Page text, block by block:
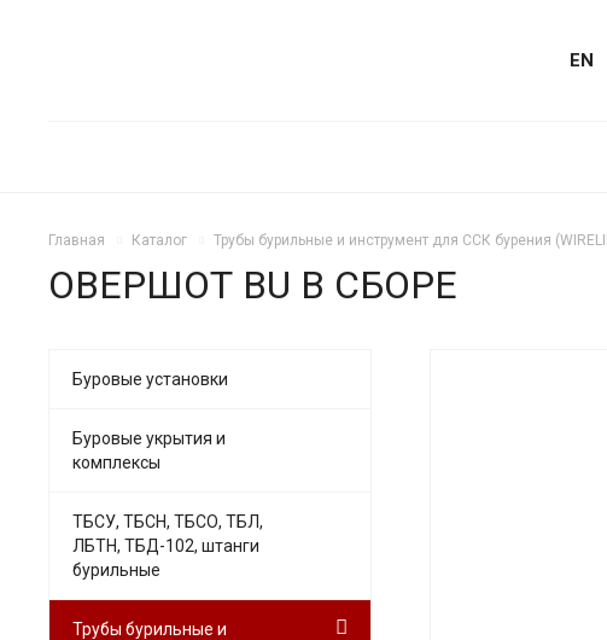
EN
Главная Каталог Трубы бурильные и инструмент для ССК бурения
ОВЕРШОТ BU В СБОРЕ
Буровые установки
Буровые укрытия и
комплексы
ТБСУ, ТБСН, ТБСО, ТБЛ,
ЛБТН, ТБД-102, штанги
бурильные
Трубы бурильные и